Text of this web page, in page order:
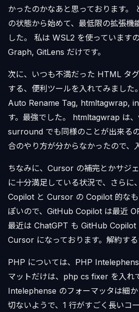
かったのかなあと思っております。
の状態から始めて、最低限の拡張機
した。 私は WSL2 を使っています
Graph, GitLens だけです。
次に、いつも不満だった HTML タ
する、便利ツールを入れてみまし
Auto Rename Tag, htmltagwrap,
す。最強でした。 htmltagwrap は
surround でも同様のことが出来る
合のやり方が分からなかったので、
ちなみに、Cursor の補完とかサジ
に十分満足している状況で、さらに
Copilot と Cursor の Copilot 的なも
ぽいので、GitHub Copilot は最近
最近は ChatGPT も GitHub Copilot
Cursor になっております。解約する
PHP については、PHP
マットだけは、php cs fixer を入れ
Intelephense のフォーマッタは細
切ないようで、1 行がすごく長いコ